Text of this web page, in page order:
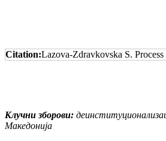
Citation:Lazova-Zdravkovska S.
Клучни зборови:
Македонија